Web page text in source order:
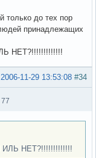
только до тех пор
принадлежащих
НЕТ?!!!!!!!!!!!!!
#34
2006-11-29 13:53:08
НЕТ?!!!!!!!!!!!!!